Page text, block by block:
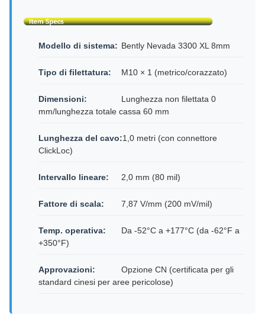
Modello di sistema: Bently Nevada 3300 XL 8mm
Tipo di filettatura: M10 × 1 (metrico/corazzato)
Dimensioni:
Lunghezza non filettata 0
mm/lunghezza totale cassa 60 mm
Lunghezza del cavo:1,0 metri (con connettore
ClickLoc)
Intervallo lineare: 2,0 mm (80 mil)
Fattore di scala: 7,87 V/mm (200 mV/mil)
Temp. operativa:
Da -52°C a +177°C (da -62°F a
+350°F)
Approvazioni:
Opzione CN (certificata per gli
standard cinesi per aree pericolose)